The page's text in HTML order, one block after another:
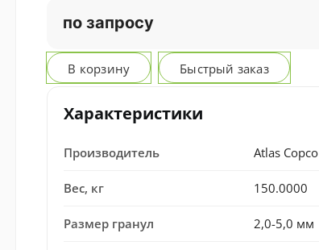
по запросу
В корзину Быстрый заказ
Характеристики
Производитель Atlas Copco
Вес, кг 150.0000
Размер гранул 2,0-5,0 мм